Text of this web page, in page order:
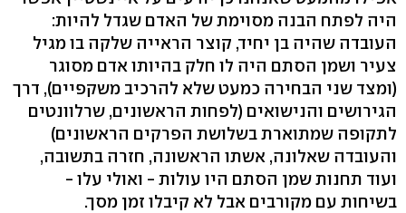
היה לפתח הבנה מסוימת של האדם שגדל להיות:
העובדה שהיה בן יחיד, קוצר הראייה שלקה בו מגיל
צעיר ושמן הסתם היה לו חלק בהיותו אדם מסוגר
(ומצד שני הבחירה כמעט שלא להרכיב משקפיים), דרך
הגירושים והנישואים (לפחות הראשונים, שרלוונטים
לתקופה שמתוארת בשלושת הפרקים הראשונים)
והעובדה שאלונה, אשתו הראשונה, חזרה בתשובה,
ועוד תחנות שמן הסתם היו עולות - ואולי עלו -
בשיחות עם מקורבים אבל לא קיבלו זמן מסך.